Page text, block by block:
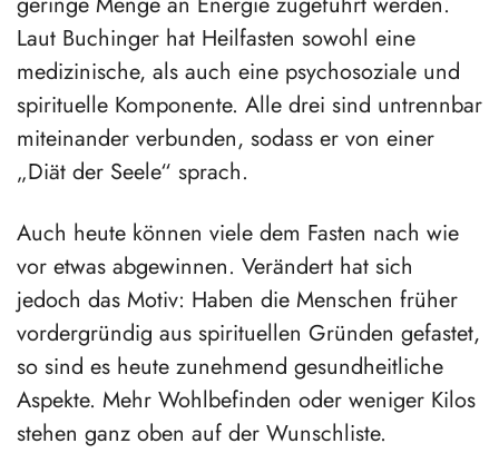
Laut Buchinger hat Heilfasten sowohl eine
medizinische, als auch eine psychosoziale und
spirituelle Komponente. Alle drei sind untrennbar
miteinander verbunden, sodass er von einer
„Diät der Seele“ sprach.
Auch heute können viele dem Fasten nach wie
vor etwas abgewinnen. Verändert hat sich
jedoch das Motiv: Haben die Menschen früher
vordergründig aus spirituellen Gründen gefastet,
so sind es heute zunehmend gesundheitliche
Aspekte. Mehr Wohlbefinden oder weniger Kilos
stehen ganz oben auf der Wunschliste.